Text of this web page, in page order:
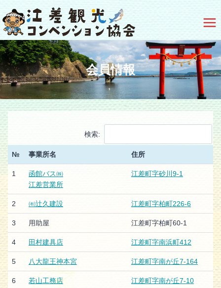
to
content
会員情報
検索:
№ 事業所名 住所
1
函館バス㈱
江差営業所
江差町字砂川9-1
2 ㈲辻久建設 江差町字柏町226-6
3 用助屋 江差町字柏町60-1
4 田村建具店 江差町字南浜町412
5 八大龍王神本宮 江差町字南が丘7-164
6 若山工務店 江差町字南が丘7-10